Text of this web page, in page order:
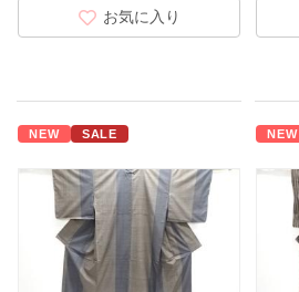
お気に入り
NEW SALE NEW